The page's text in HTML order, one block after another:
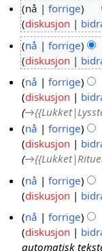
7
u
2
5
nå forrige
diskusjon
I
n
g
e
n
r
e
d
i
e
r
i
n
7
k
0
0
nå forrige
diskusjon
n
g
e
n
r
e
d
i
e
r
nå forrige
diskusjon
→
nå
forrige
diskusjon
→
7
nå forrige
diskusjon
nå forrige
diskusjon
automatisk